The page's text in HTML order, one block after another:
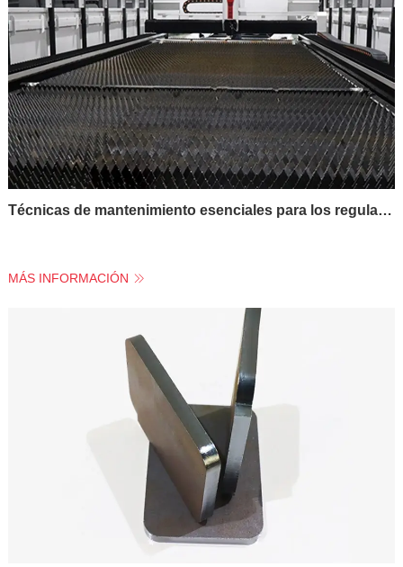
Técnicas de mantenimiento esenciales para los reguladores de tensión de las máquinas de corte por láser de fibra
MÁS INFORMACIÓN